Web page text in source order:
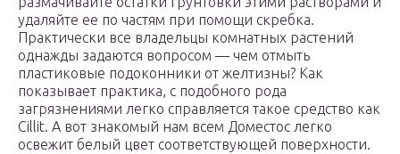
удаляйте ее по частям при помощи скребка.
Практически все владельцы комнатных растений
однажды задаются вопросом — чем отмыть
пластиковые подоконники от желтизны? Как
показывает практика, с подобного рода
загрязнениями легко справляется такое средство как
Cillit. А вот знакомый нам всем Доместос легко
освежит белый цвет соответствующей поверхности.